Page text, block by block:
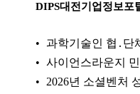
DIPS대전기업정보포
과학기술인 협․단
사이언스라운지
2026년 소셜벤처